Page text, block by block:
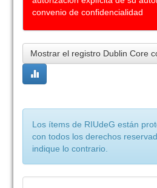
convenio de confidencialidad
Mostrar el registro Dublin Core
Los ítems de RIUdeG están
con todos los derechos
indique lo contrario.